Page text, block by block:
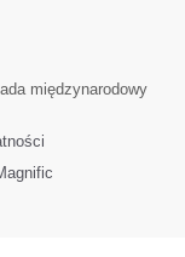
międzynarodowy